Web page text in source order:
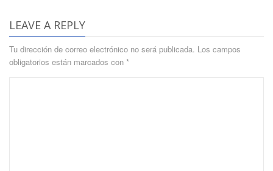
LEAVE A REPLY
Tu dirección de correo electrónico no será publicada. Los campos
obligatorios están marcados con *